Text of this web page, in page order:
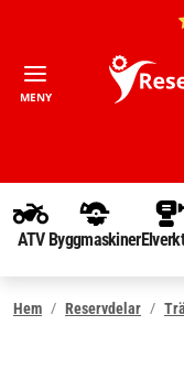
MENY
ATV Byggmaskiner
Hem Reservdelar